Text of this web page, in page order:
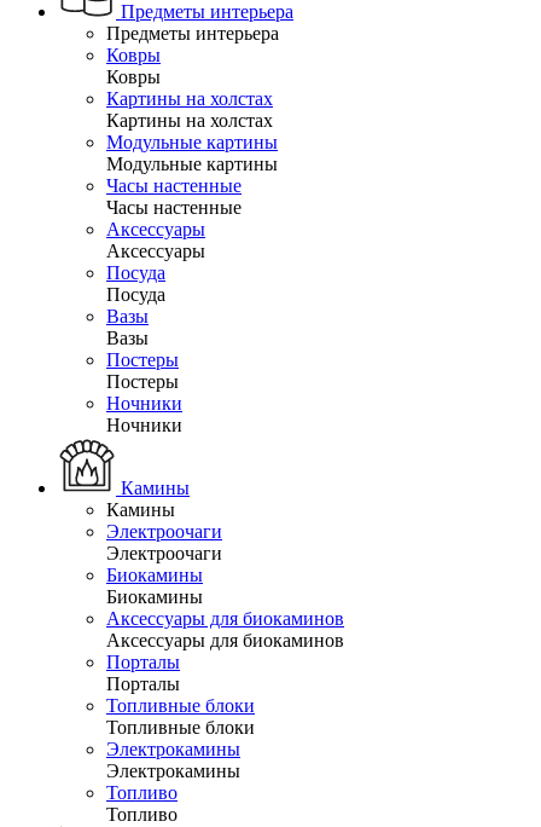
Предметы интерьера
Предметы интерьера
Ковры
Ковры
Картины на холстах
Картины на холстах
Модульные картины
Модульные картины
Часы настенные
Часы настенные
Аксессуары
Аксессуары
Посуда
Посуда
Вазы
Вазы
Постеры
Постеры
Ночники
Ночники
Камины
Камины
Электроочаги
Электроочаги
Биокамины
Биокамины
Аксессуары для биокаминов
Аксессуары для биокаминов
Порталы
Порталы
Топливные блоки
Топливные блоки
Электрокамины
Электрокамины
Топливо
Топливо